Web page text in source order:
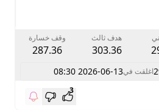
هدف ثالث
303.36
وقف خسارة
287.36
اغلقت في2026-06-13 08:30
3